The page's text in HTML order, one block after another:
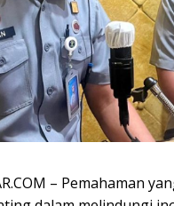
– Pemahaman